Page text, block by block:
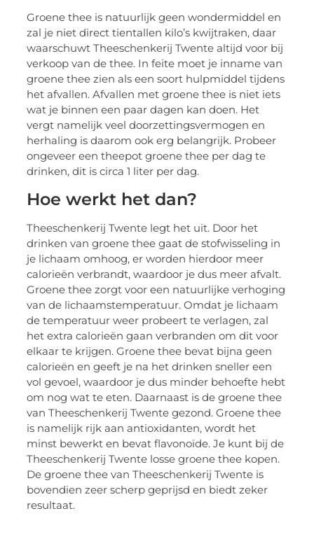
Groene thee is natuurlijk geen wondermiddel en
zal je niet direct tientallen kilo’s kwijtraken, daar
waarschuwt Theeschenkerij Twente altijd voor bij
verkoop van de thee. In feite moet je inname van
groene thee zien als een soort hulpmiddel tijdens
het afvallen. Afvallen met groene thee is niet iets
wat je binnen een paar dagen kan doen. Het
vergt namelijk veel doorzettingsvermogen en
herhaling is daarom ook erg belangrijk. Probeer
ongeveer een theepot groene thee per dag te
drinken, dit is circa 1 liter per dag.
Hoe werkt het dan?
Theeschenkerij Twente legt het uit.​ Door het
drinken van groene thee gaat de stofwisseling in
je lichaam omhoog, er worden hierdoor meer
calorieën verbrandt, waardoor je dus meer afvalt.​
Groene thee zorgt voor een natuurlijke verhoging
van de lichaamstemperatuur. Omdat je lichaam
de temperatuur weer probeert te verlagen, zal
het extra calorieën gaan verbranden om dit voor
elkaar te krijgen.​ Groene thee bevat bijna geen
calorieën en geeft je na het drinken sneller een
vol gevoel, waardoor je dus minder behoefte hebt
om nog wat te eten. Daarnaast is de groene thee
van Theeschenkerij Twente gezond. Groene thee
is namelijk rijk aan antioxidanten, wordt het
minst bewerkt en bevat flavonoïde. Je kunt bij de
Theeschenkerij Twente losse groene thee kopen.
De groene thee van Theeschenkerij Twente is
bovendien zeer scherp geprijsd en biedt zeker
resultaat.